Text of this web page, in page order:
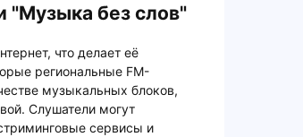
"Музыка без слов"
что делает её
региональные FM-
музыкальных блоков,
Слушатели могут
сервисы и